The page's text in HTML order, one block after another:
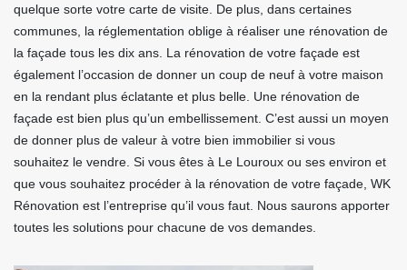
quelque sorte votre carte de visite. De plus, dans certaines
communes, la réglementation oblige à réaliser une rénovation de
la façade tous les dix ans. La rénovation de votre façade est
également l’occasion de donner un coup de neuf à votre maison
en la rendant plus éclatante et plus belle. Une rénovation de
façade est bien plus qu’un embellissement. C’est aussi un moyen
de donner plus de valeur à votre bien immobilier si vous
souhaitez le vendre. Si vous êtes à Le Louroux ou ses environ et
que vous souhaitez procéder à la rénovation de votre façade, WK
Rénovation est l’entreprise qu’il vous faut. Nous saurons apporter
toutes les solutions pour chacune de vos demandes.